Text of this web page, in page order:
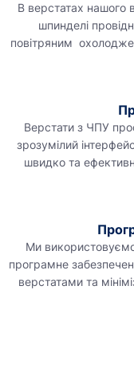
В верстатах нашого
шпинделі
повітряним
Верстати з ЧПУ
зрозумілий
швидко та
Ми
програмне
верстатами та